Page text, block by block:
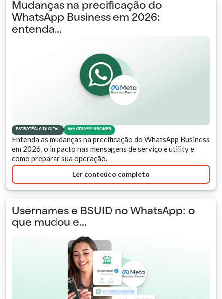
Mudanças na precificação do
WhatsApp Business em 2026:
entenda...
ESTRATÉGIA DIGITAL WHATSAPP BROKER
Entenda as mudanças na precificação do WhatsApp Business
em 2026, o impacto nas mensagens de serviço e utility e
como preparar sua operação.
Ler conteúdo completo
Usernames e BSUID no WhatsApp: o
que mudou e...